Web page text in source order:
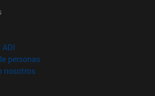
en nueva ventana)
personas(abre en nueva ventana)
nosotros(abre en nueva ventana)